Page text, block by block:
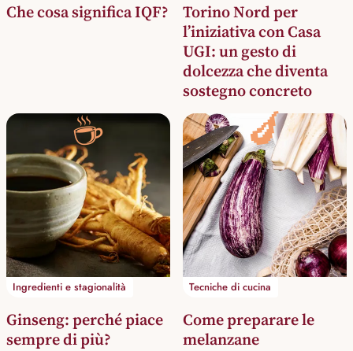
Che cosa significa IQF?
Torino Nord per
l’iniziativa con Casa
UGI: un gesto di
dolcezza che diventa
sostegno concreto
☕
Ingredienti e stagionalità
Ginseng: perché piace
sempre di più?
🍆
Tecniche di cucina
Come preparare le
melanzane